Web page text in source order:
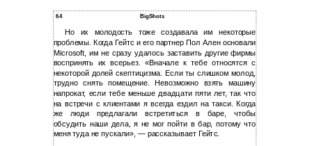
64 BigShots
Но их молодость тоже создавала им некоторые
проблемы. Когда Гейтс и его партнер Пол Ален основали
Microsoft, им не сразу удалось заставить другие фирмы
воспринять их всерьез. «Вначале к тебе относятся с
некоторой долей скептицизма. Если ты слишком молод,
трудно снять помещение. Невозможно взять машину
напрокат, если тебе меньше двадцати пяти лет, так что
на встречи с клиентами я всегда ездил на такси. Когда
же люди предлагали встретиться в баре, чтобы
обсудить наши дела, я не мог пойти в бар, потому что
меня туда не пускали», — рассказывает Гейтс.